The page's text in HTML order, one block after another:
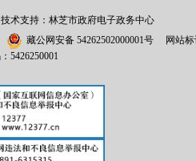
术支持：林芝市政府电子政务中心
藏公网安备 54262502000001号
网站
5426250001